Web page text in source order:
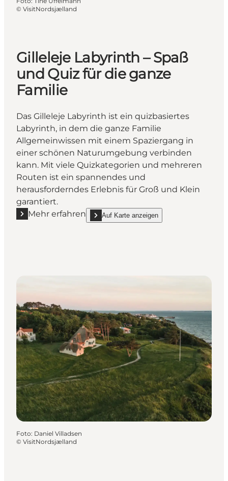
© VisitNordsjælland
Gilleleje Labyrinth – Spaß
und Quiz für die ganze
Familie
Das Gilleleje Labyrinth ist ein quizbasiertes
Labyrinth, in dem die ganze Familie
Allgemeinwissen mit einem Spaziergang in
einer schönen Naturumgebung verbinden
kann. Mit viele Quizkategorien und mehreren
Routen ist ein spannendes und
herausforderndes Erlebnis für Groß und Klein
garantiert.
Mehr erfahren
Mehr erfahren "Gilleleje Labyrinth – Spaß und Quiz
Auf Karte anzeigen
show Gilleleje Labyrinth – Spaß und Quiz für
Foto: Daniel Villadsen
© VisitNordsjælland